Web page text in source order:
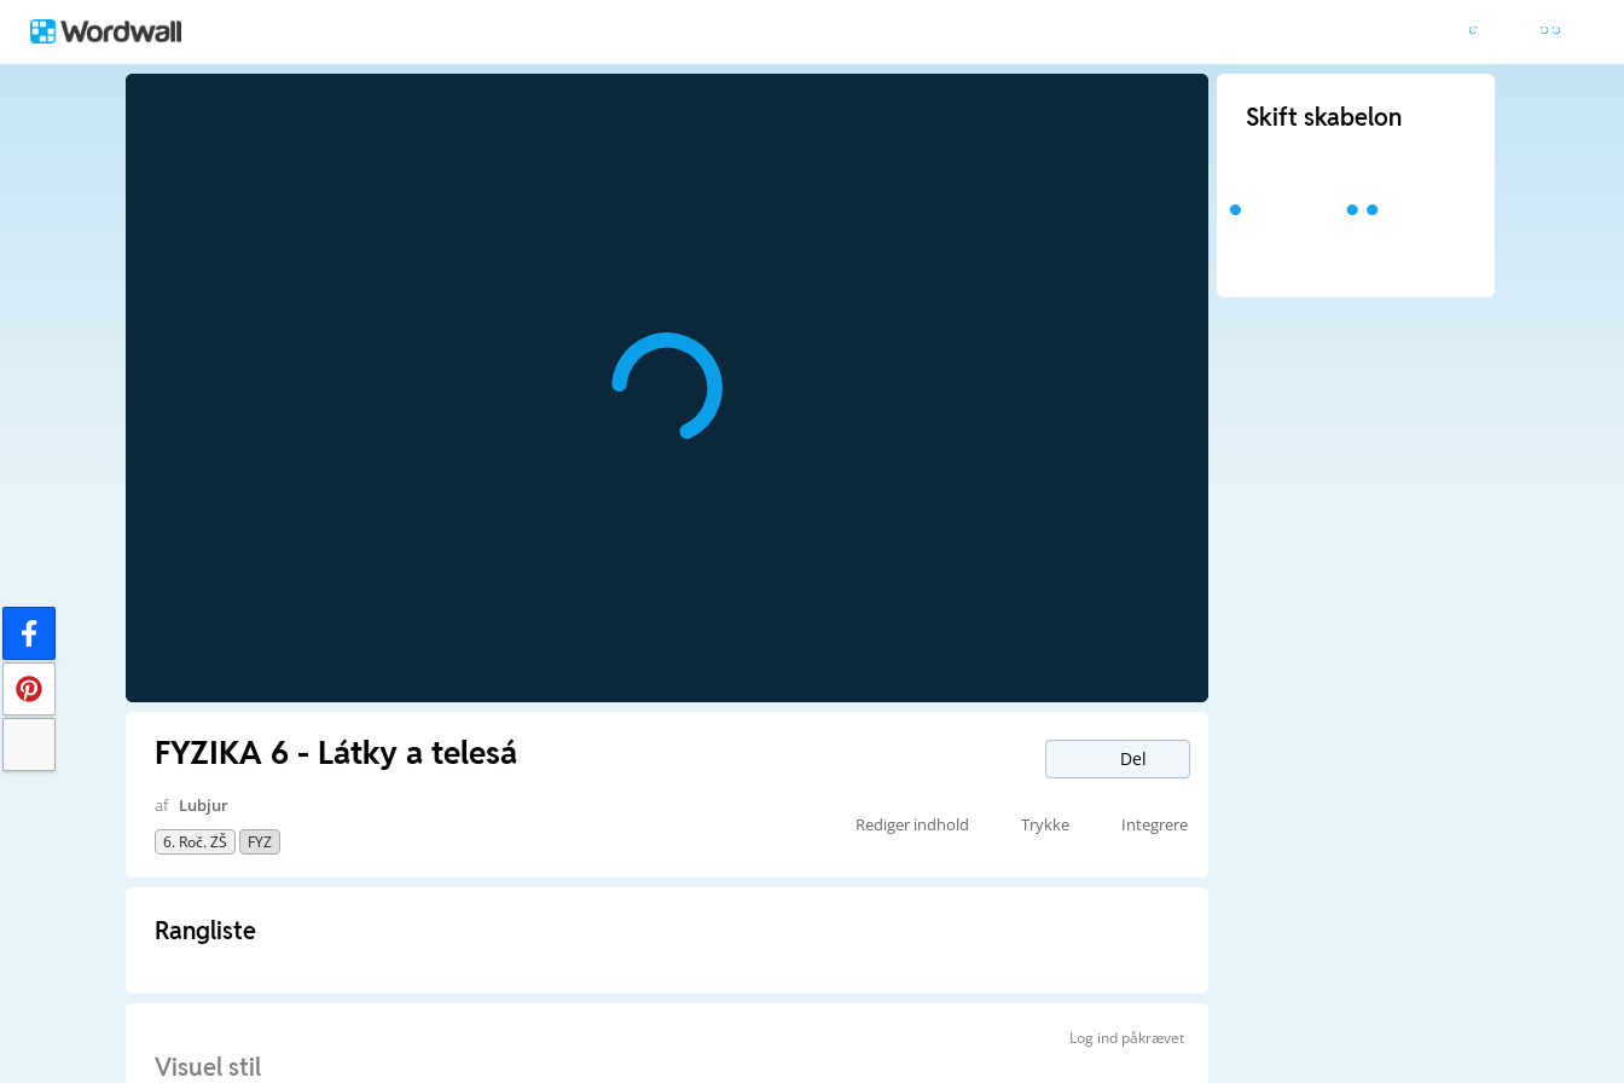
FYZIKA 6 - Látky a telesá Del
af Lubjur
6. Roč. ZŠ FYZ
Rediger indhold Trykke Integrere
Rangliste
Log ind påkrævet
Visuel stil
Skift skabelon